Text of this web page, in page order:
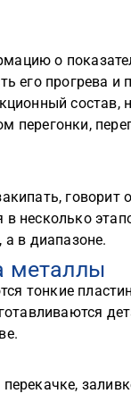
о
его прогрева
состав,
перегонки,
говорит
несколько
а в диапазоне.
металлы
тонкие
перекачке,